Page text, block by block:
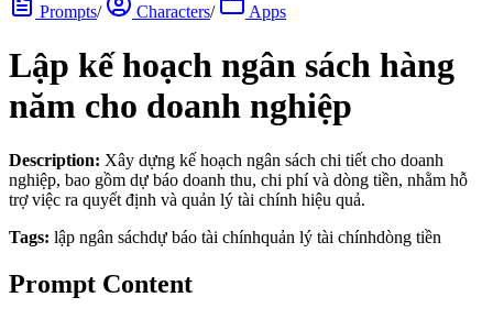
Prompts/ Characters/ Apps
Lập kế hoạch ngân sách hàng
năm cho doanh nghiệp
Description: Xây dựng kế hoạch ngân sách chi tiết cho doanh
nghiệp, bao gồm dự báo doanh thu, chi phí và dòng tiền, nhằm hỗ
trợ việc ra quyết định và quản lý tài chính hiệu quả.
Tags: lập ngân sáchdự báo tài chínhquản lý tài chínhdòng tiền
Prompt Content